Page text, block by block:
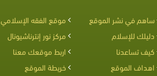
ساهم في نشر الموقع
موقع الفقه الإسلامي
دليلك للإسلام
مركز نور إنترناشيونال
كيف تساعدنا
اربط موقعك معنا
اهداف الموقع
خريطة الموقع